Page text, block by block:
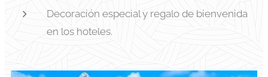
Decoración especial y regalo de bienvenida
en los hoteles.